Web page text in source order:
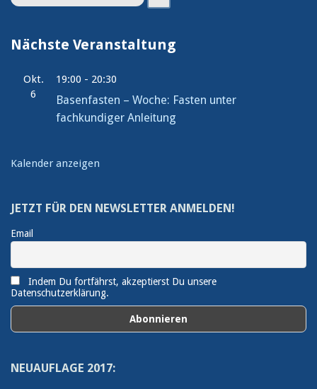
Nächste Veranstaltung
Okt.
6
19:00 - 20:30
Basenfasten – Woche: Fasten unter
fachkundiger Anleitung
Kalender anzeigen
JETZT FÜR DEN NEWSLETTER ANMELDEN!
Email
Indem Du fortfährst, akzeptierst Du unsere
Datenschutzerklärung.
NEUAUFLAGE 2017: